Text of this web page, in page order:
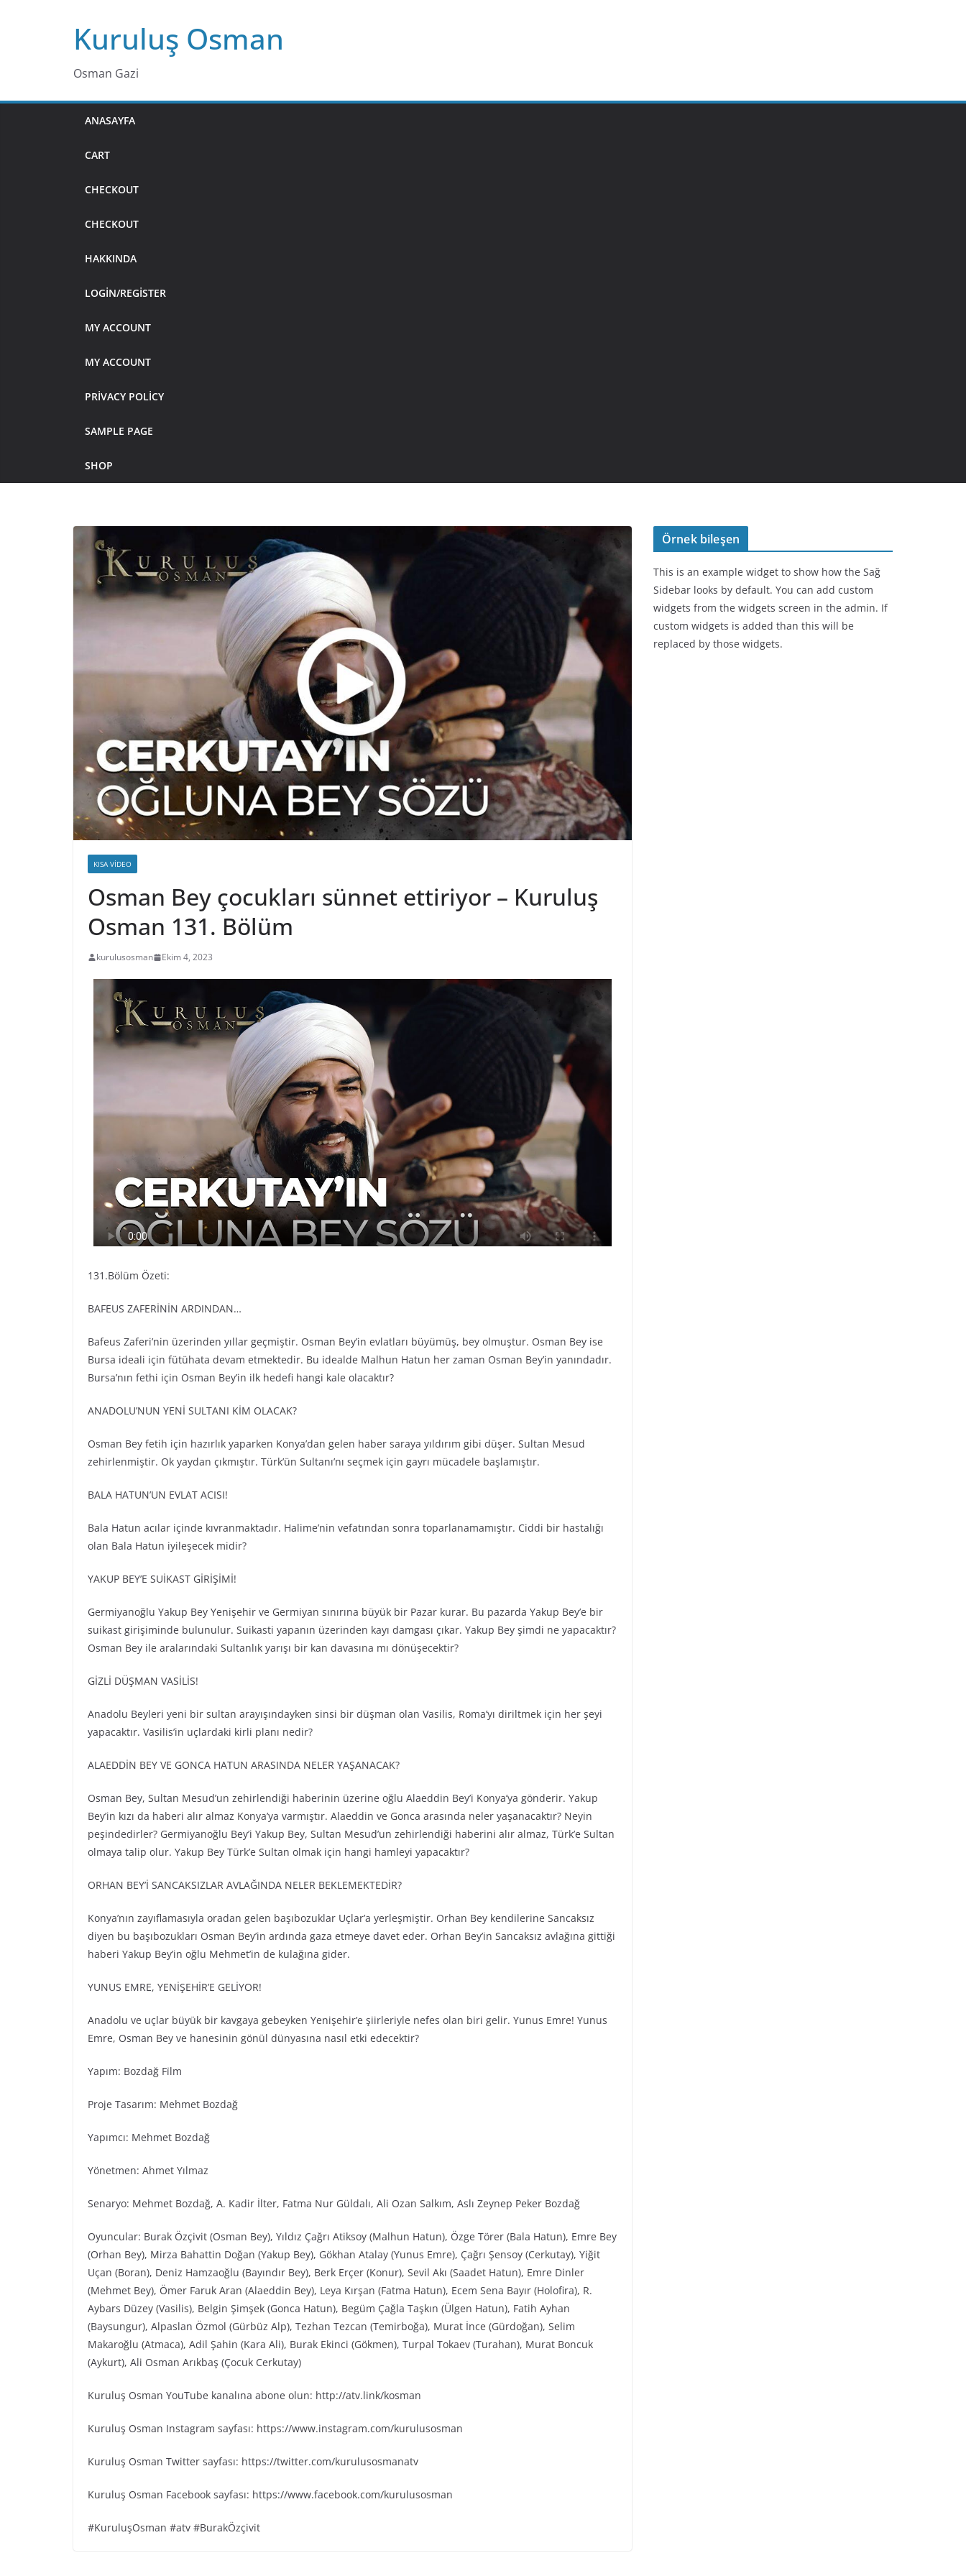
Kuruluş Osman
Osman Gazi
ANASAYFA
CART
CHECKOUT
CHECKOUT
HAKKINDA
LOGIN/REGISTER
MY ACCOUNT
MY ACCOUNT
PRIVACY POLICY
SAMPLE PAGE
SHOP
KISA VIDEO
Osman Bey çocukları sünnet ettiriyor – Kuruluş
Osman 131. Bölüm
kurulusosman Ekim 4, 2023
131.Bölüm Özeti:
BAFEUS ZAFERİNİN ARDINDAN…
Bafeus Zaferi’nin üzerinden yıllar geçmiştir. Osman Bey’in evlatları büyümüş, bey olmuştur. Osman Bey ise
Bursa ideali için fütühata devam etmektedir. Bu idealde Malhun Hatun her zaman Osman Bey’in yanındadır.
Bursa’nın fethi için Osman Bey’in ilk hedefi hangi kale olacaktır?
ANADOLU’NUN YENİ SULTANI KİM OLACAK?
Osman Bey fetih için hazırlık yaparken Konya’dan gelen haber saraya yıldırım gibi düşer. Sultan Mesud
zehirlenmiştir. Ok yaydan çıkmıştır. Türk’ün Sultanı’nı seçmek için gayrı mücadele başlamıştır.
BALA HATUN’UN EVLAT ACISI!
Bala Hatun acılar içinde kıvranmaktadır. Halime’nin vefatından sonra toparlanamamıştır. Ciddi bir hastalığı
olan Bala Hatun iyileşecek midir?
YAKUP BEY’E SUİKAST GİRİŞİMİ!
Germiyanoğlu Yakup Bey Yenişehir ve Germiyan sınırına büyük bir Pazar kurar. Bu pazarda Yakup Bey’e bir
suikast girişiminde bulunulur. Suikasti yapanın üzerinden kayı damgası çıkar. Yakup Bey şimdi ne yapacaktır?
Osman Bey ile aralarındaki Sultanlık yarışı bir kan davasına mı dönüşecektir?
GİZLİ DÜŞMAN VASİLİS!
Anadolu Beyleri yeni bir sultan arayışındayken sinsi bir düşman olan Vasilis, Roma’yı diriltmek için her şeyi
yapacaktır. Vasilis’in uçlardaki kirli planı nedir?
ALAEDDİN BEY VE GONCA HATUN ARASINDA NELER YAŞANACAK?
Osman Bey, Sultan Mesud’un zehirlendiği haberinin üzerine oğlu Alaeddin Bey’i Konya’ya gönderir. Yakup
Bey’in kızı da haberi alır almaz Konya’ya varmıştır. Alaeddin ve Gonca arasında neler yaşanacaktır? Neyin
peşindedirler? Germiyanoğlu Bey’i Yakup Bey, Sultan Mesud’un zehirlendiği haberini alır almaz, Türk’e Sultan
olmaya talip olur. Yakup Bey Türk’e Sultan olmak için hangi hamleyi yapacaktır?
ORHAN BEY’İ SANCAKSIZLAR AVLAĞINDA NELER BEKLEMEKTEDİR?
Konya’nın zayıflamasıyla oradan gelen başıbozuklar Uçlar’a yerleşmiştir. Orhan Bey kendilerine Sancaksız
diyen bu başıbozukları Osman Bey’in ardında gaza etmeye davet eder. Orhan Bey’in Sancaksız avlağına gittiği
haberi Yakup Bey’in oğlu Mehmet’in de kulağına gider.
YUNUS EMRE, YENİŞEHİR’E GELİYOR!
Anadolu ve uçlar büyük bir kavgaya gebeyken Yenişehir’e şiirleriyle nefes olan biri gelir. Yunus Emre! Yunus
Emre, Osman Bey ve hanesinin gönül dünyasına nasıl etki edecektir?
Yapım: Bozdağ Fi̇lm
Proje Tasarım: Mehmet Bozdağ
Yapımcı: Mehmet Bozdağ
Yönetmen: Ahmet Yılmaz
Senaryo: Mehmet Bozdağ, A. Kadir İlter, Fatma Nur Güldalı, Ali Ozan Salkım, Aslı Zeynep Peker Bozdağ
Oyuncular: Burak Özçivit (Osman Bey), Yıldız Çağrı Atiksoy (Malhun Hatun), Özge Törer (Bala Hatun), Emre Bey
(Orhan Bey), Mirza Bahattin Doğan (Yakup Bey), Gökhan Atalay (Yunus Emre), Çağrı Şensoy (Cerkutay), Yiğit
Uçan (Boran), Deniz Hamzaoğlu (Bayındır Bey), Berk Erçer (Konur), Sevil Akı (Saadet Hatun), Emre Dinler
(Mehmet Bey), Ömer Faruk Aran (Alaeddin Bey), Leya Kırşan (Fatma Hatun), Ecem Sena Bayır (Holofira), R.
Aybars Düzey (Vasilis), Belgin Şimşek (Gonca Hatun), Begüm Çağla Taşkın (Ülgen Hatun), Fatih Ayhan
(Baysungur), Alpaslan Özmol (Gürbüz Alp), Tezhan Tezcan (Temirboğa), Murat İnce (Gürdoğan), Selim
Makaroğlu (Atmaca), Adil Şahin (Kara Ali), Burak Ekinci (Gökmen), Turpal Tokaev (Turahan), Murat Boncuk
(Aykurt), Ali Osman Arıkbaş (Çocuk Cerkutay)
Kuruluş Osman YouTube kanalına abone olun: http://atv.link/kosman
Kuruluş Osman Instagram sayfası: https://www.instagram.com/kurulusosman
Kuruluş Osman Twitter sayfası: https://twitter.com/kurulusosmanatv
Kuruluş Osman Facebook sayfası: https://www.facebook.com/kurulusosman
#KuruluşOsman #atv #BurakÖzçivit
Örnek bileşen
This is an example widget to show how the Sağ
Sidebar looks by default. You can add custom
widgets from the widgets screen in the admin. If
custom widgets is added than this will be
replaced by those widgets.